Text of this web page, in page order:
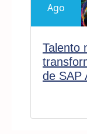
Ago
Talento
de SAP